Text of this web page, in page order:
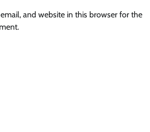
and website in this browser for the